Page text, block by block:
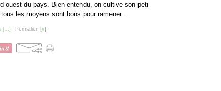
ouest du pays. Bien entendu, on cultive son peti
les moyens sont bons pour ramener...
[ ] - Permalien [#]